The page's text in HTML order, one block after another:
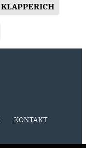
KLAPPERICH
KONTAKT